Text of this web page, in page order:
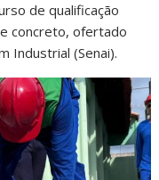
de qualificação
concreto, ofertado
Industrial (Senai).